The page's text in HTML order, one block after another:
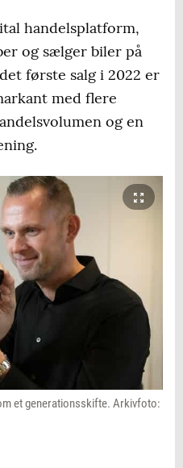
handelsplatform,
og sælger biler på
første salg i 2022 er
med flere
og en
et generationsskifte. Arkivfoto: